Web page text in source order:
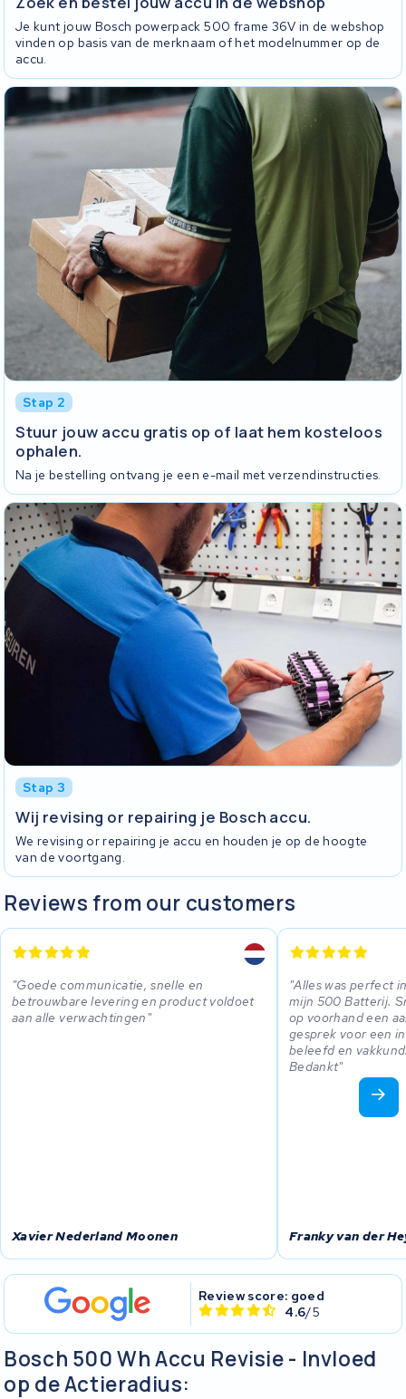
Je kunt jouw Bosch powerpack 500 frame 36V in de webshop
vinden op basis van de merknaam of het modelnummer op de
accu.
Stap 2
Stuur jouw accu gratis op of laat hem kosteloos
ophalen.
Na je bestelling ontvang je een e-mail met verzendinstructies.
Stap 3
Wij revising or repairing je Bosch accu.
We revising or repairing je accu en houden je op de hoogte
van de voortgang.
Reviews from our customers
Goede communicatie, snelle en
betrouwbare levering en product voldoet
aan alle verwachtingen
Xavier Nederland Moonen
Alles was perfect
mijn 500 Batterij.
op voorhand een
gesprek voor een
beleefd en
Bedankt
Franky van der
Review score: goed
4.6/5
Bosch 500 Wh Accu Revisie - Invloed
op de Actieradius: